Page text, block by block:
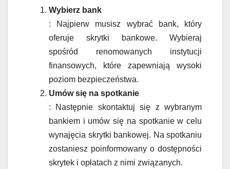
Wybierz bank
: Najpierw musisz wybrać bank, który
oferuje skrytki bankowe. Wybieraj
spośród renomowanych instytucji
finansowych, które zapewniają wysoki
poziom bezpieczeństwa.
Umów się na spotkanie
: Następnie skontaktuj się z wybranym
bankiem i umów się na spotkanie w celu
wynajęcia skrytki bankowej. Na spotkaniu
zostaniesz poinformowany o dostępności
skrytek i opłatach z nimi związanych.